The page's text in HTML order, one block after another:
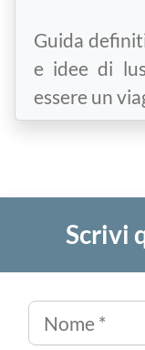
Guida
e idee di
essere un
Scrivi